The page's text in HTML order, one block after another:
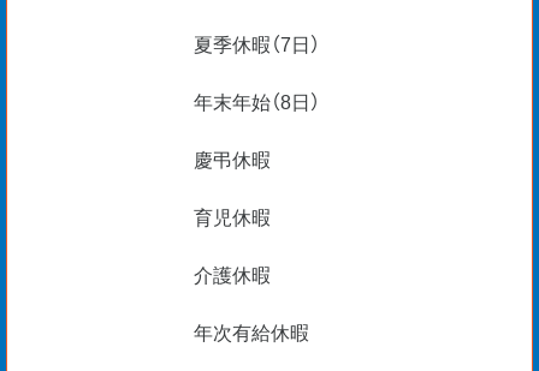
夏季休暇（7日）
年末年始（8日）
慶弔休暇
育児休暇
介護休暇
年次有給休暇